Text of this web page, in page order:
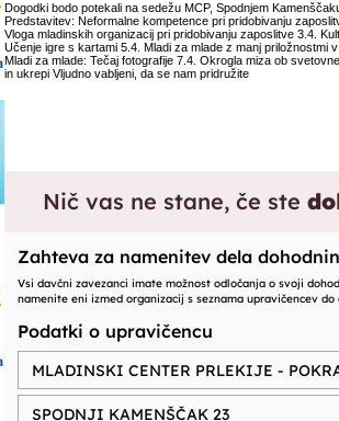
Dogodki bodo potekali na sedežu MCP, Spodnjem
Predstavitev: Neformalne kompetence pri pridobivanju
Vloga mladinskih organizacij pri pridobivanju zaposlitve 3.4.
Učenje igre s kartami 5.4. Mladi za mlade z manj priložnostmi
Mladi za mlade: Tečaj fotografije 7.4. Okrogla miza ob
in ukrepi Vljudno vabljeni, da se nam pridružite